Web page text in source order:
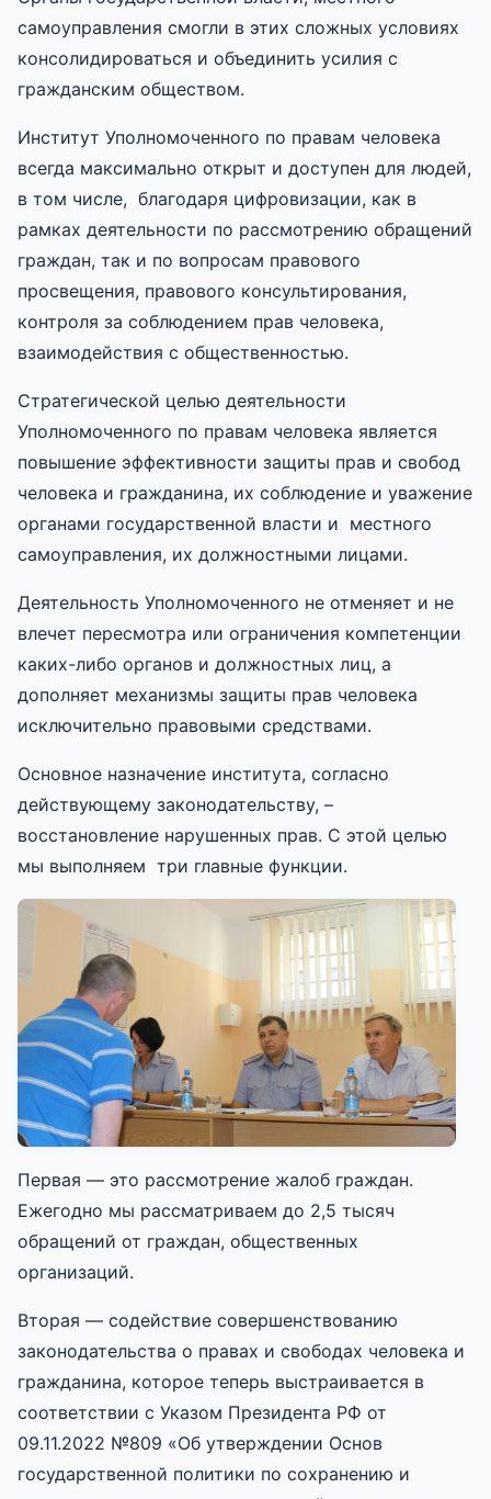
самоуправления смогли в этих сложных условиях
консолидироваться и объединить усилия с
гражданским обществом.
Институт Уполномоченного по правам человека
всегда максимально открыт и доступен для людей,
в том числе, благодаря цифровизации, как в
рамках деятельности по рассмотрению обращений
граждан, так и по вопросам правового
просвещения, правового консультирования,
контроля за соблюдением прав человека,
взаимодействия с общественностью.
Стратегической целью деятельности
Уполномоченного по правам человека является
повышение эффективности защиты прав и свобод
человека и гражданина, их соблюдение и уважение
органами государственной власти и местного
самоуправления, их должностными лицами.
Деятельность Уполномоченного не отменяет и не
влечет пересмотра или ограничения компетенции
каких-либо органов и должностных лиц, а
дополняет механизмы защиты прав человека
исключительно правовыми средствами.
Основное назначение института, согласно
действующему законодательству, –
восстановление нарушенных прав. С этой целью
мы выполняем три главные функции.
Первая — это рассмотрение жалоб граждан.
Ежегодно мы рассматриваем до 2,5 тысяч
обращений от граждан, общественных
организаций.
Вторая — содействие совершенствованию
законодательства о правах и свободах человека и
гражданина, которое теперь выстраивается в
соответствии с Указом Президента РФ от
09.11.2022 №809 «Об утверждении Основ
государственной политики по сохранению и